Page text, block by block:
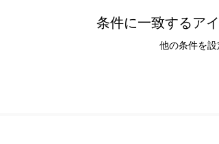
条件に一致するア
他の条件を設